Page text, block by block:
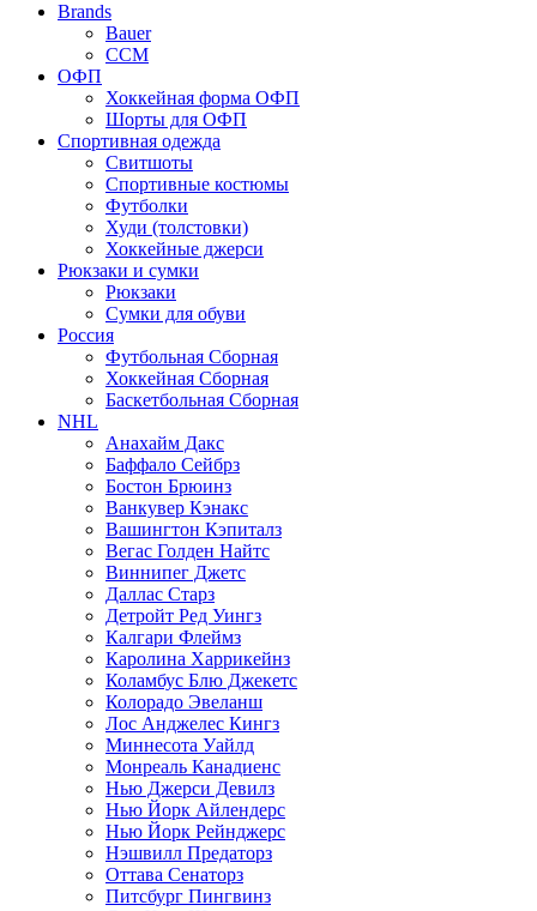
Brands
Bauer
CCM
ОФП
Хоккейная форма ОФП
Шорты для ОФП
Спортивная одежда
Свитшоты
Спортивные костюмы
Футболки
Худи (толстовки)
Хоккейные джерси
Рюкзаки и сумки
Рюкзаки
Сумки для обуви
Россия
Футбольная Сборная
Хоккейная Сборная
Баскетбольная Сборная
NHL
Анахайм Дакс
Баффало Сейбрз
Бостон Брюинз
Ванкувер Кэнакс
Вашингтон Кэпиталз
Вегас Голден Найтс
Виннипег Джетс
Даллас Старз
Детройт Ред Уингз
Калгари Флеймз
Каролина Харрикейнз
Коламбус Блю Джекетс
Колорадо Эвеланш
Лос Анджелес Кингз
Миннесота Уайлд
Монреаль Канадиенс
Нью Джерси Девилз
Нью Йорк Айлендерс
Нью Йорк Рейнджерс
Нэшвилл Предаторз
Оттава Сенаторз
Питсбург Пингвинз